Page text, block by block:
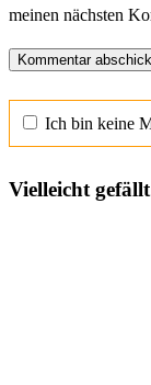
meinen nächsten
Ich bin keine
Vielleicht